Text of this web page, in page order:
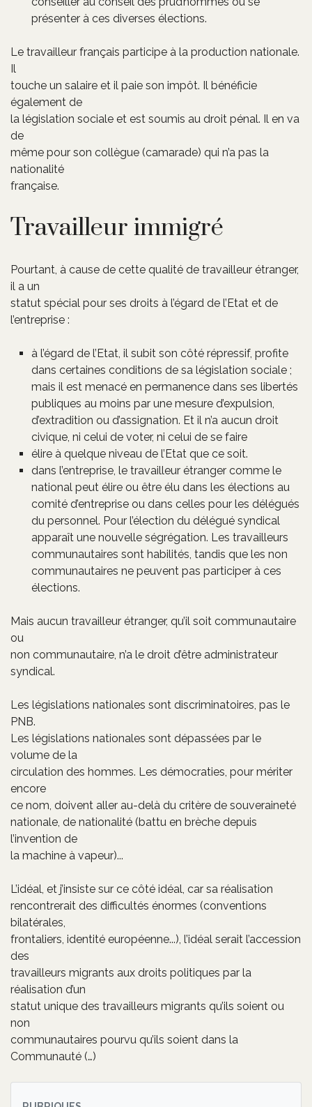
présenter à ces diverses élections.
Le travailleur français participe à la production nationale.
Il
touche un salaire et il paie son impôt. Il bénéficie
également de
la législation sociale et est soumis au droit pénal. Il en va
de
même pour son collègue (camarade) qui n’a pas la
nationalité
française.
Travailleur immigré
Pourtant, à cause de cette qualité de travailleur étranger,
il a un
statut spécial pour ses droits à l’égard de l’Etat et de
l’entreprise :
à l’égard de l’Etat, il subit son côté répressif, profite
dans certaines conditions de sa législation sociale ;
mais il est menacé en permanence dans ses libertés
publiques au moins par une mesure d’expulsion,
d’extradition ou d’assignation. Et il n’a aucun droit
civique, ni celui de voter, ni celui de se faire
élire à quelque niveau de l’Etat que ce soit.
dans l’entreprise, le travailleur étranger comme le
national peut élire ou être élu dans les élections au
comité d’entreprise ou dans celles pour les délégués
du personnel. Pour l’élection du délégué syndical
apparaît une nouvelle ségrégation. Les travailleurs
communautaires sont habilités, tandis que les non
communautaires ne peuvent pas participer à ces
élections.
Mais aucun travailleur étranger, qu’il soit communautaire
ou
non communautaire, n’a le droit d’être administrateur
syndical.
Les législations nationales sont discriminatoires, pas le
PNB.
Les législations nationales sont dépassées par le
volume de la
circulation des hommes. Les démocraties, pour mériter
encore
ce nom, doivent aller au-delà du critère de souveraineté
nationale, de nationalité (battu en brèche depuis
l’invention de
la machine à vapeur)...
L’idéal, et j’insiste sur ce côté idéal, car sa réalisation
rencontrerait des difficultés énormes (conventions
bilatérales,
frontaliers, identité européenne...), l’idéal serait l’accession
des
travailleurs migrants aux droits politiques par la
réalisation d’un
statut unique des travailleurs migrants qu’ils soient ou
non
communautaires pourvu qu’ils soient dans la
Communauté (…)